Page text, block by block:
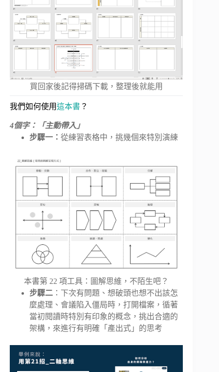
買回家後記得掃碼下載，整理後就能用
我們如何使用這本書 ？
4個字：「主動帶入」
步驟一： 從練習表格中，挑幾個來特別演練
本書第 22 項工具：圖解思維，不陌生吧？
步驟二 ：下次有問題、想破頭也想不出該怎
麼處理、會議陷入僵局時，打開檔案，循著
當初閱讀時特別有印象的概念，挑出合適的
架構，來進行有明確「產出式」的思考